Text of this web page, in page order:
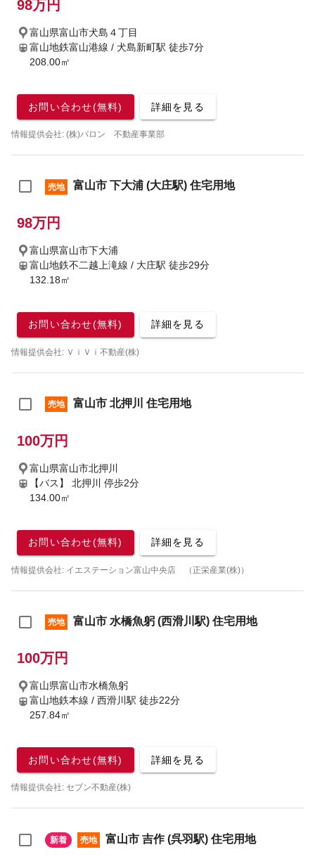
98万円
富山県富山市犬島４丁目
富山地鉄富山港線 / 犬島新町駅 徒歩7分
208.00㎡
お問い合わせ(無料) 詳細を見る
情報提供会社: (株)バロン 不動産事業部
売地 富山市 下大浦 (大庄駅) 住宅用地
98万円
富山県富山市下大浦
富山地鉄不二越上滝線 / 大庄駅 徒歩29分
132.18㎡
お問い合わせ(無料) 詳細を見る
情報提供会社: ＶｉＶｉ不動産(株)
売地 富山市 北押川 住宅用地
100万円
富山県富山市北押川
【バス】 北押川 停歩2分
134.00㎡
お問い合わせ(無料) 詳細を見る
情報提供会社: イエステーション富山中央店 （正栄産業(株)）
売地 富山市 水橋魚躬 (西滑川駅) 住宅用地
100万円
富山県富山市水橋魚躬
富山地鉄本線 / 西滑川駅 徒歩22分
257.84㎡
お問い合わせ(無料) 詳細を見る
情報提供会社: セブン不動産(株)
新着 売地 富山市 吉作 (呉羽駅) 住宅用地